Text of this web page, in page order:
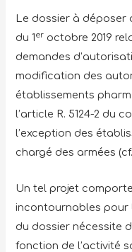
Le dossier à déposer
du 1er octobre 2019
demandes
modification des
établissements
l’article R. 5124-2 du
l’exception des
chargé des armées
Un tel projet
incontournables pour
du dossier nécessite
fonction de l’activité